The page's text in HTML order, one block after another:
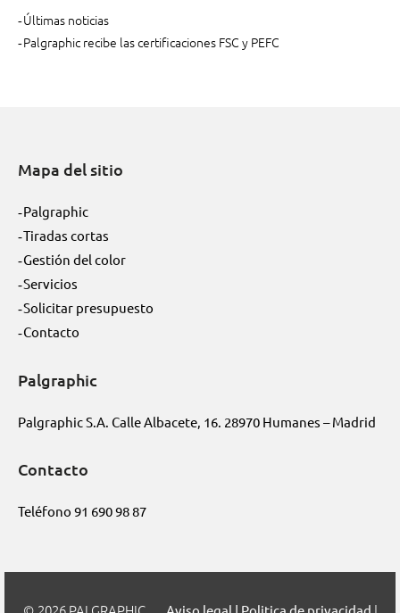
Últimas noticias
Palgraphic recibe las certificaciones FSC y PEFC
Mapa del sitio
Palgraphic
Tiradas cortas
Gestión del color
Servicios
Solicitar presupuesto
Contacto
Palgraphic
Palgraphic S.A. Calle Albacete, 16. 28970 Humanes – Madrid
Contacto
Teléfono 91 690 98 87